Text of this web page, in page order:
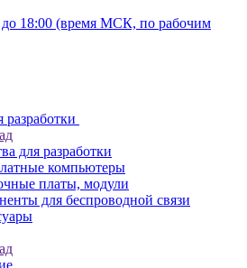
до 18:00 (время МСК, по рабочим
разработки
для разработки
компьютеры
платы, модули
для беспроводной связи